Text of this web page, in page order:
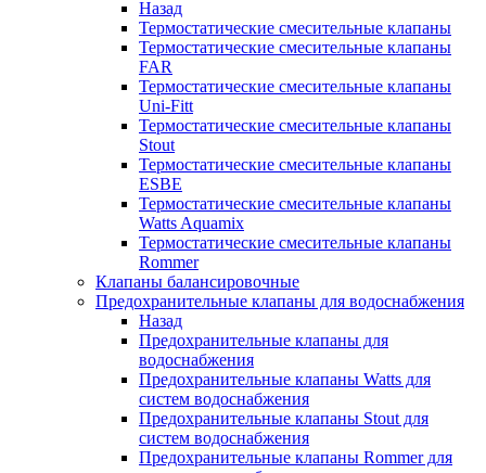
Назад
Термостатические смесительные клапаны
Термостатические смесительные клапаны
FAR
Термостатические смесительные клапаны
Uni-Fitt
Термостатические смесительные клапаны
Stout
Термостатические смесительные клапаны
ESBE
Термостатические смесительные клапаны
Watts Aquamix
Термостатические смесительные клапаны
Rommer
Клапаны балансировочные
Предохранительные клапаны для водоснабжения
Назад
Предохранительные клапаны для
водоснабжения
Предохранительные клапаны Watts для
систем водоснабжения
Предохранительные клапаны Stout для
систем водоснабжения
Предохранительные клапаны Rommer для